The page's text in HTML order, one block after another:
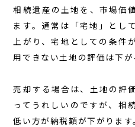
相続遺産の土地を、市場価
ます。通常は「宅地」とし
上がり、宅地としての条件
用できない土地の評価は下が
売却する場合は、土地の評
ってうれしいのですが、相
低い方が納税額が下がります